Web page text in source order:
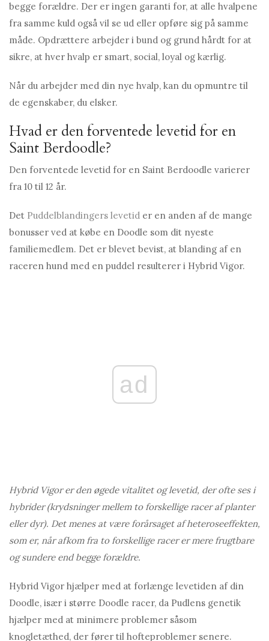
begge forældre. Der er ingen garanti for, at alle hvalpene
fra samme kuld også vil se ud eller opføre sig på samme
måde. Opdrættere arbejder i bund og grund hårdt for at
sikre, at hver hvalp er smart, social, loyal og kærlig.
Når du arbejder med din nye hvalp, kan du opmuntre til
de egenskaber, du elsker.
Hvad er den forventede levetid for en
Saint Berdoodle?
Den forventede levetid for en Saint Berdoodle varierer
fra 10 til 12 år.
Det Puddelblandingers levetid er en anden af ​​de mange
bonusser ved at købe en Doodle som dit nyeste
familiemedlem. Det er blevet bevist, at blanding af en
raceren hund med en puddel resulterer i Hybrid Vigor.
ad
Hybrid Vigor er den øgede vitalitet og levetid, der ofte ses i
hybrider (krydsninger mellem to forskellige racer af planter
eller dyr). Det menes at være forårsaget af heteroseeffekten,
som er, når afkom fra to forskellige racer er mere frugtbare
og sundere end begge forældre.
Hybrid Vigor hjælper med at forlænge levetiden af ​​din
Doodle, især i større Doodle racer, da Pudlens genetik
hjælper med at minimere problemer såsom
knogletæthed, der fører til hofteproblemer senere.